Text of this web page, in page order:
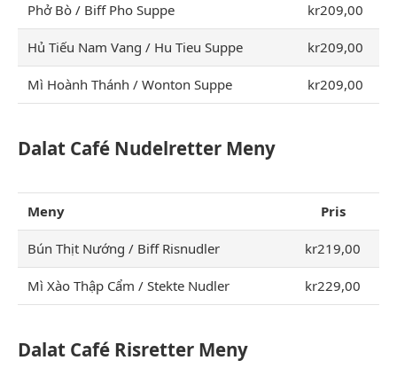
Phở Bò / Biff Pho Suppe kr209,00
Hủ Tiếu Nam Vang / Hu Tieu Suppe kr209,00
Mì Hoành Thánh / Wonton Suppe kr209,00
Dalat Café Nudelretter Meny
Meny Pris
Bún Thịt Nướng / Biff Risnudler kr219,00
Mì Xào Thập Cẩm / Stekte Nudler kr229,00
Dalat Café Risretter Meny